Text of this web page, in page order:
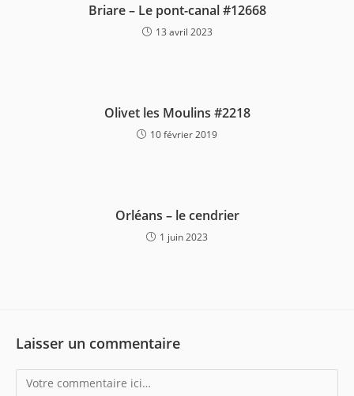
Briare – Le pont-canal #12668
13 avril 2023
Olivet les Moulins #2218
10 février 2019
Orléans – le cendrier
1 juin 2023
Laisser un commentaire
Comment